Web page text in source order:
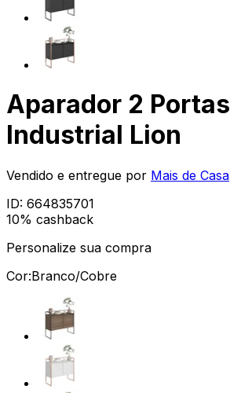
Aparador 2 Portas
Industrial Lion
Vendido e entregue por Mais de Casa
ID: 664835701
10% cashback
Personalize sua compra
Cor:Branco/Cobre